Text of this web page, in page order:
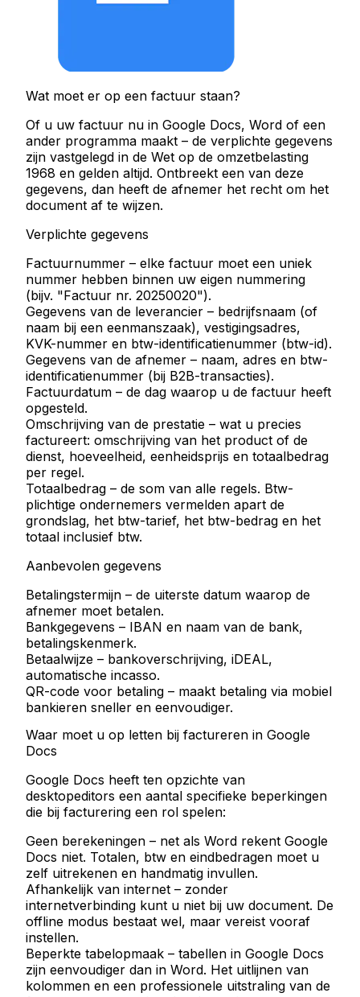
Wat moet er op een factuur staan?
Of u uw factuur nu in Google Docs, Word of een
ander programma maakt – de verplichte gegevens
zijn vastgelegd in de Wet op de omzetbelasting
1968 en gelden altijd. Ontbreekt een van deze
gegevens, dan heeft de afnemer het recht om het
document af te wijzen.
Verplichte gegevens
Factuurnummer – elke factuur moet een uniek
nummer hebben binnen uw eigen nummering
(bijv. "Factuur nr. 20250020").
Gegevens van de leverancier – bedrijfsnaam (of
naam bij een eenmanszaak), vestigingsadres,
KVK-nummer en btw-identificatienummer (btw-id).
Gegevens van de afnemer – naam, adres en btw-
identificatienummer (bij B2B-transacties).
Factuurdatum – de dag waarop u de factuur heeft
opgesteld.
Omschrijving van de prestatie – wat u precies
factureert: omschrijving van het product of de
dienst, hoeveelheid, eenheidsprijs en totaalbedrag
per regel.
Totaalbedrag – de som van alle regels. Btw-
plichtige ondernemers vermelden apart de
grondslag, het btw-tarief, het btw-bedrag en het
totaal inclusief btw.
Aanbevolen gegevens
Betalingstermijn – de uiterste datum waarop de
afnemer moet betalen.
Bankgegevens – IBAN en naam van de bank,
betalingskenmerk.
Betaalwijze – bankoverschrijving, iDEAL,
automatische incasso.
QR-code voor betaling – maakt betaling via mobiel
bankieren sneller en eenvoudiger.
Waar moet u op letten bij factureren in Google
Docs
Google Docs heeft ten opzichte van
desktopeditors een aantal specifieke beperkingen
die bij facturering een rol spelen:
Geen berekeningen – net als Word rekent Google
Docs niet. Totalen, btw en eindbedragen moet u
zelf uitrekenen en handmatig invullen.
Afhankelijk van internet – zonder
internetverbinding kunt u niet bij uw document. De
offline modus bestaat wel, maar vereist vooraf
instellen.
Beperkte tabelopmaak – tabellen in Google Docs
zijn eenvoudiger dan in Word. Het uitlijnen van
kolommen en een professionele uitstraling van de